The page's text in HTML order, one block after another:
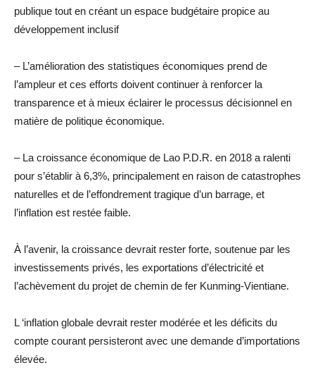
publique tout en créant un espace budgétaire propice au
développement inclusif
– L’amélioration des statistiques économiques prend de
l’ampleur et ces efforts doivent continuer à renforcer la
transparence et à mieux éclairer le processus décisionnel en
matière de politique économique.
– La croissance économique de Lao P.D.R. en 2018 a ralenti
pour s’établir à 6,3%, principalement en raison de catastrophes
naturelles et de l’effondrement tragique d’un barrage, et
l’inflation est restée faible.
À l’avenir, la croissance devrait rester forte, soutenue par les
investissements privés, les exportations d’électricité et
l’achèvement du projet de chemin de fer Kunming-Vientiane.
L ‘inflation globale devrait rester modérée et les déficits du
compte courant persisteront avec une demande d’importations
élevée.